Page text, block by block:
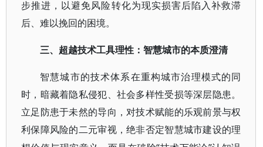
步推进，以避免风险转化为现实损害后陷入补救滞
后、难以挽回的困境。
三、超越技术工具理性：智慧城市的本质澄清
智慧城市的技术体系在重构城市治理模式的同
时，暗藏着隐私侵犯、社会多样性受损等深层隐患。
立足防患于未然的导向，对技术赋能的乐观前景与权
利保障风险的二元审视，绝非否定智慧城市建设的理